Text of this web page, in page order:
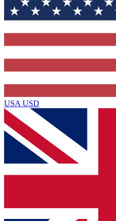
USA USD